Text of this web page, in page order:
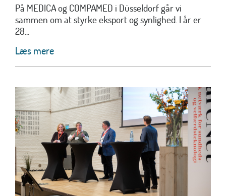
På MEDICA og COMPAMED i Düsseldorf går vi
sammen om at styrke eksport og synlighed. I år er
28...
Læs mere